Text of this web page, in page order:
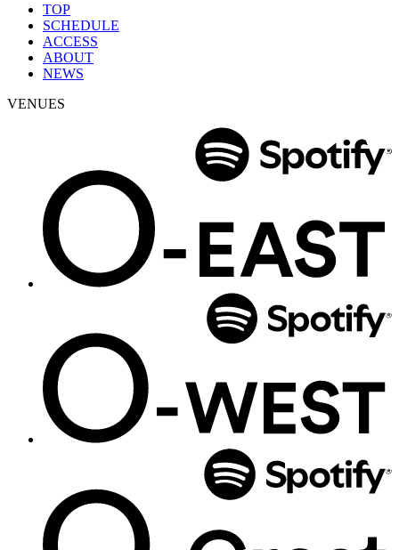
TOP
SCHEDULE
ACCESS
ABOUT
NEWS
VENUES